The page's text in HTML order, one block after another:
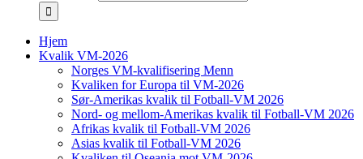
Hjem
Kvalik VM-2026
Norges VM-kvalifisering Menn
Kvaliken for Europa til VM-2026
Sør-Amerikas kvalik til Fotball-VM 2026
Nord- og mellom-Amerikas kvalik til Fotball-VM 2026
Afrikas kvalik til Fotball-VM 2026
Asias kvalik til Fotball-VM 2026